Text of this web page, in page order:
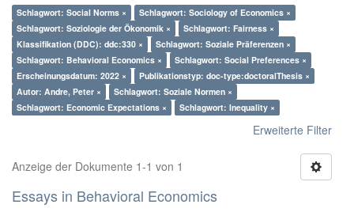
Schlagwort: Social Norms ×
Schlagwort: Sociology of Economics ×
Schlagwort: Soziologie der Ökonomik ×
Schlagwort: Fairness ×
Klassifikation (DDC): ddc:330 ×
Schlagwort: Soziale Präferenzen ×
Schlagwort: Behavioral Economics ×
Schlagwort: Social Preferences ×
Erscheinungsdatum: 2022 ×
Publikationstyp: doc-type:doctoralThesis ×
Autor: Andre, Peter ×
Schlagwort: Soziale Normen ×
Schlagwort: Economic Expectations ×
Schlagwort: Inequality ×
Erweiterte Filter
Anzeige der Dokumente 1-1 von 1
Essays in Behavioral Economics